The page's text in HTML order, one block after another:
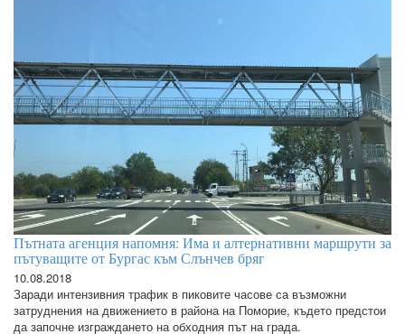
Пътната агенция напомня: Има и алтернативни маршрути за
пътуващите от Бургас към Слънчев бряг
10.08.2018
Заради интензивния трафик в пиковите часове са възможни
затруднения на движението в района на Поморие, където предстои
да започне изграждането на обходния път на града.